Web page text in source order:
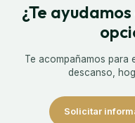
¿Te
Te acompañamos para
descanso,
Solicitar